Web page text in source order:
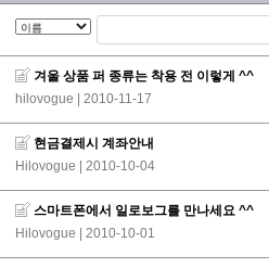
겨울 상품 퍼 종류는 착용 전 이렇게 ^^
hilovogue | 2010-11-17
현금결제시 계좌안내
Hilovogue | 2010-10-04
스마트폰에서 일로보그를 만나세요 ^^
Hilovogue | 2010-10-01